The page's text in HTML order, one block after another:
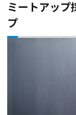
ミートアップ
プ